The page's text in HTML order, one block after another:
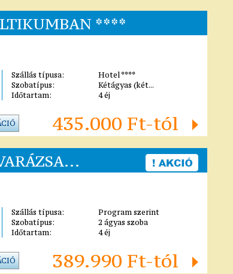
****
Szállás típusa:
Hotel ****
Szobatípus:
Kétágyas (két...
Időtartam:
4 éj
435.000 Ft-tól
Szállás típusa:
Program szerint
Szobatípus:
2 ágyas szoba
Időtartam:
4 éj
389.990 Ft-tól